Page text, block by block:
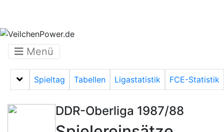
Menü
Menü auf-/zuklappen
Spieltag Tabellen Ligastatistik FCE-Statistik
DDR-Oberliga 1987/88